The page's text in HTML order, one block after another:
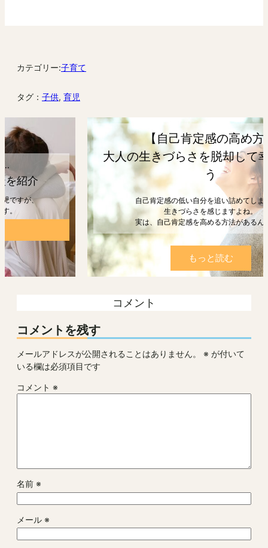
カテゴリー:子育て
タグ： 子供, 育児
【自己肯定感の高め方】
大人の生きづらさを脱却して幸せになろ
う
自己肯定感の低い自分を追い詰めてしまうと、
生きづらさを感じますよね。
実は、自己肯定感を高める方法があるんです。
もっと読む
コメント
コメントを残す
メールアドレスが公開されることはありません。 ※ が付いて
いる欄は必須項目です
コメント ※
名前 ※
メール ※